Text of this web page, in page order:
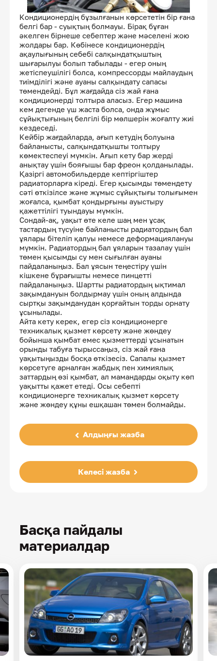
Кондиционердің бұзылғанын көрсететін бір ғана
белгі бар - суықтың болмауы. Бірақ бұған
әкелген бірнеше себептер және мәселені жою
жолдары бар. Көбінесе кондиционердің
ақаулығының себебі салқындатқыштың
шығарылуы болып табылады - егер оның
жетіспеушілігі болса, компрессорды майлаудың
тиімділігі және ауаны салқындату сапасы
төмендейді. Бұл жағдайда сіз жай ғана
кондиционерді толтыра аласыз. Егер машина
кем дегенде үш жаста болса, онда жұмыс
сұйықтығының белгілі бір мөлшерін жоғалту жиі
кездеседі.
Кейбір жағдайларда, ағып кетудің болуына
байланысты, салқындатқышты толтыру
көмектеспеуі мүмкін. Ағып кету бар жерді
анықтау үшін бояғышы бар фреон қолданылады.
Қазіргі автомобильдерде кептіргіштер
радиаторларға кіреді. Егер қысымды төмендету
сәті өткізілсе және жұмыс сұйықтығы толығымен
жоғалса, қымбат қондырғыны ауыстыру
қажеттілігі туындауы мүмкін.
Сондай-ақ, уақыт өте келе шаң мен ұсақ
тастардың түсуіне байланысты радиатордың бал
ұялары бітеліп қалуы немесе деформациялануы
мүмкін. Радиатордың бал ұяларын тазалау үшін
төмен қысымды су мен сығылған ауаны
пайдаланыңыз. Бал ұясын теңестіру үшін
кішкене бұрағышты немесе пинцетті
пайдаланыңыз. Шартты радиатордың ықтимал
зақымдануын болдырмау үшін оның алдында
сыртқы зақымданудан қорғайтын торды орнату
ұсынылады.
Айта кету керек, егер сіз кондиционерге
техникалық қызмет көрсету және жөндеу
бойынша қымбат емес қызметтерді ұсынатын
орынды табуға тырыссаңыз, сіз жай ғана
уақытыңызды босқа өткізесіз. Сапалы қызмет
көрсетуге арналған жабдық пен химиялық
заттардың өзі қымбат, ал мамандарды оқыту көп
уақытты қажет етеді. Осы себепті
кондиционерге техникалық қызмет көрсету
және жөндеу құны ешқашан төмен болмайды.
Алдыңғы жазба
Келесі жазба
Басқа пайдалы
материалдар